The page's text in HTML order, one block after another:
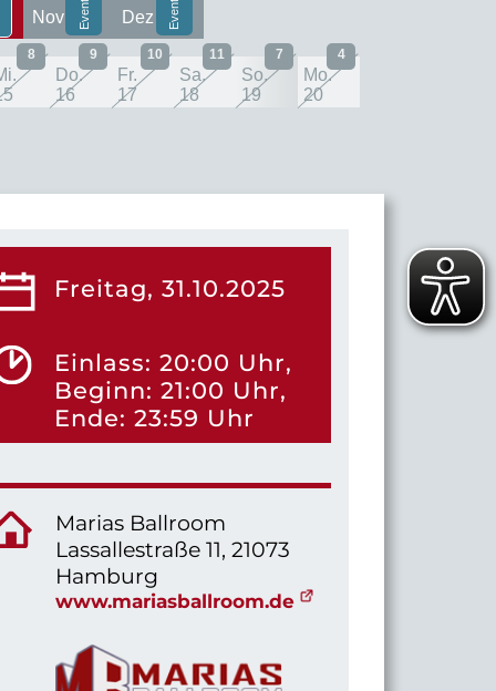
Nov Dez
8
Do.
16
9
Fr.
17
10
Sa.
18
11
So.
19
7
Mo.
20
4
Freitag, 31.10.2025
Einlass: 20:00 Uhr,
Beginn: 21:00 Uhr,
Ende: 23:59 Uhr
Marias Ballroom
Lassallestraße 11, 21073
Hamburg
www.mariasballroom.de